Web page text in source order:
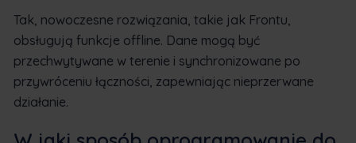
Tak, nowoczesne rozwiązania, takie jak Frontu,
obsługują funkcje offline. Dane mogą być
przechwytywane w terenie i synchronizowane po
przywróceniu łączności, zapewniając nieprzerwane
działanie.